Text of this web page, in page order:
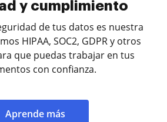
y cumplimiento
de tus datos es nuestra
HIPAA, SOC2, GDPR y otros
que puedas trabajar en tus
con confianza.
Aprende más